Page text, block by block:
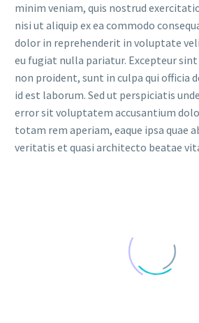
minim veniam, quis nostrud
nisi ut aliquip ex ea commodo
dolor in reprehenderit in voluptate
eu fugiat nulla pariatur. Excepteur
non proident, sunt in culpa qui officia
id est laborum. Sed ut perspiciatis
error sit voluptatem accusantium
totam rem aperiam, eaque ipsa quae
veritatis et quasi architecto beatae